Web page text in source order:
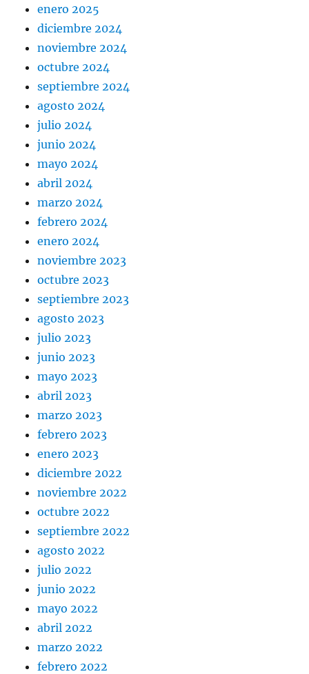
enero 2025
diciembre 2024
noviembre 2024
octubre 2024
septiembre 2024
agosto 2024
julio 2024
junio 2024
mayo 2024
abril 2024
marzo 2024
febrero 2024
enero 2024
noviembre 2023
octubre 2023
septiembre 2023
agosto 2023
julio 2023
junio 2023
mayo 2023
abril 2023
marzo 2023
febrero 2023
enero 2023
diciembre 2022
noviembre 2022
octubre 2022
septiembre 2022
agosto 2022
julio 2022
junio 2022
mayo 2022
abril 2022
marzo 2022
febrero 2022